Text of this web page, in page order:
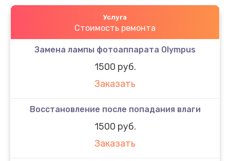
Услуга
Стоимость ремонта
Замена лампы фотоаппарата Olympus
1500 руб.
Заказать
Восстановление после попадания влаги
1500 руб.
Заказать